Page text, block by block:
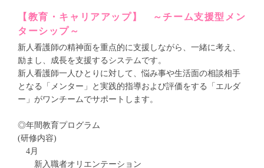
【教育・キャリアアップ】 ～チーム支援型メン
ターシップ～
新人看護師の精神面を重点的に支援しながら、一緒に考え、
励まし、成長を支援するシステムです。
新人看護師一人ひとりに対して、悩み事や生活面の相談相手
となる「メンター」と実践的指導および評価をする「エルダ
ー」がワンチームでサポートします。
◎年間教育プログラム
(研修内容)
4月
新入職者オリエンテーション